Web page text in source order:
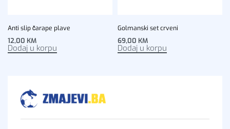
Anti slip čarape plave
12,00 KM
Dodaj u korpu
Golmanski set crveni
69,00 KM
Dodaj u korpu